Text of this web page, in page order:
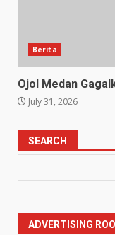
Berita
Ojol Medan
July 31, 2026
SEARCH
ADVERTISING